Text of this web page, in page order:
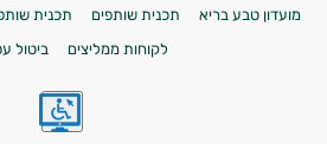
מועדון טבע בריא
תכנית שותפים תכנית
לקוחות ממליצים
ביטול